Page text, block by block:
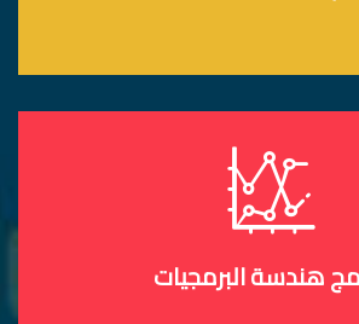
هندسة البرمجيات